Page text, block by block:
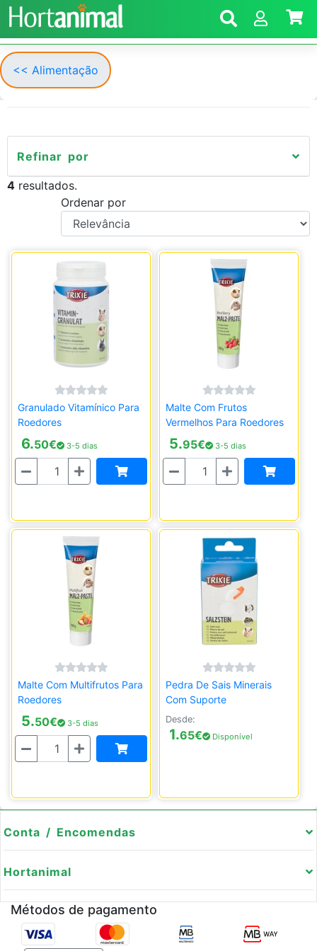
<< Alimentação
Refinar por
4 resultados.
Ordenar por
Granulado Vitamínico Para
Roedores
6.50€ 3-5 dias
Quantidade
Malte Com Frutos
Vermelhos Para Roedores
5.95€ 3-5 dias
Quantidade
Malte Com Multifrutos Para
Roedores
5.50€ 3-5 dias
Quantidade
Pedra De Sais Minerais
Com Suporte
Desde:
1.65€ Disponível
Conta / Encomendas
Hortanimal
Métodos de pagamento